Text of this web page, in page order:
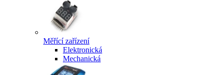
Měřící zařízení
Elektronická
Mechanická